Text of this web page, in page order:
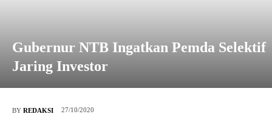
Gubernur NTB Ingatkan Pemda Selektif
Jaring Investor
BY REDAKSI 27/10/2020